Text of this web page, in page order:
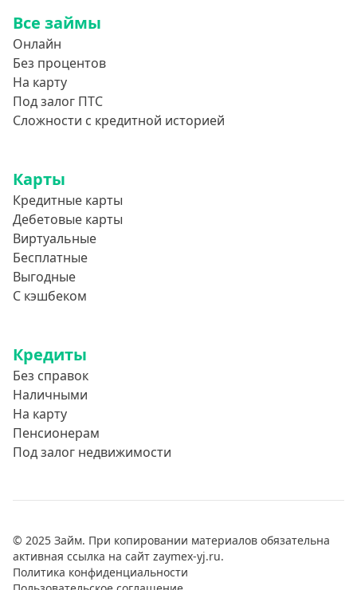
Все займы
Онлайн
Без процентов
На карту
Под залог ПТС
Сложности с кредитной историей
Карты
Кредитные карты
Дебетовые карты
Виртуальные
Бесплатные
Выгодные
С кэшбеком
Кредиты
Без справок
Наличными
На карту
Пенсионерам
Под залог недвижимости
© 2025 Займ. При копировании материалов обязательна
активная ссылка на сайт zaymex-yj.ru.
Политика конфиденциальности